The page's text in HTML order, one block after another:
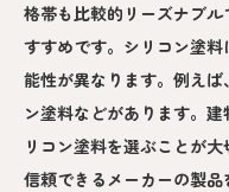
格帯も比較的リーズナブ
すすめです。シリコン塗
能性が異なります。例え
ン塗料などがあります。
リコン塗料を選ぶことが
信頼できるメーカーの製